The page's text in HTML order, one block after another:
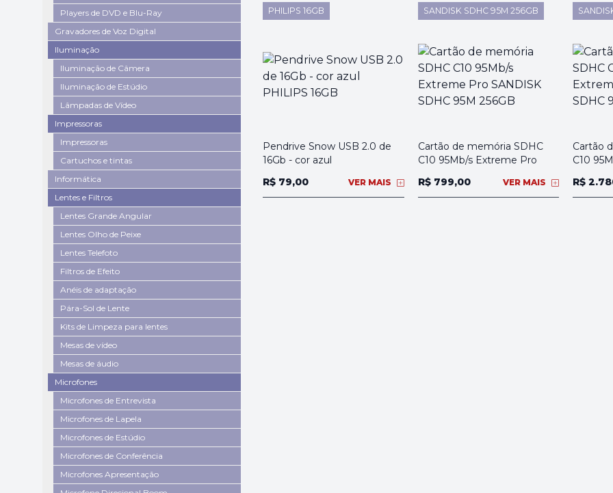
Players de DVD e Blu-Ray
Gravadores de Voz Digital
Iluminação
Iluminação de Câmera
Iluminação de Estúdio
Lâmpadas de Vídeo
Impressoras
Impressoras
Cartuchos e tintas
Informática
Lentes e Filtros
Lentes Grande Angular
Lentes Olho de Peixe
Lentes Telefoto
Filtros de Efeito
Anéis de adaptação
Pára-Sol de Lente
Kits de Limpeza para lentes
Mesas de vídeo
Mesas de áudio
Microfones
Microfones de Entrevista
Microfones de Lapela
Microfones de Estúdio
Microfones de Conferência
Microfones Apresentação
PHILIPS 16GB
Pendrive Snow USB 2.0 de
16Gb - cor azul
R$ 79,00
VER MAIS
SANDISK SDHC 95M 256GB
Cartão de memória SDHC
C10 95Mb/s Extreme Pro
R$ 799,00
VER MAIS
Cartão
C10
R$